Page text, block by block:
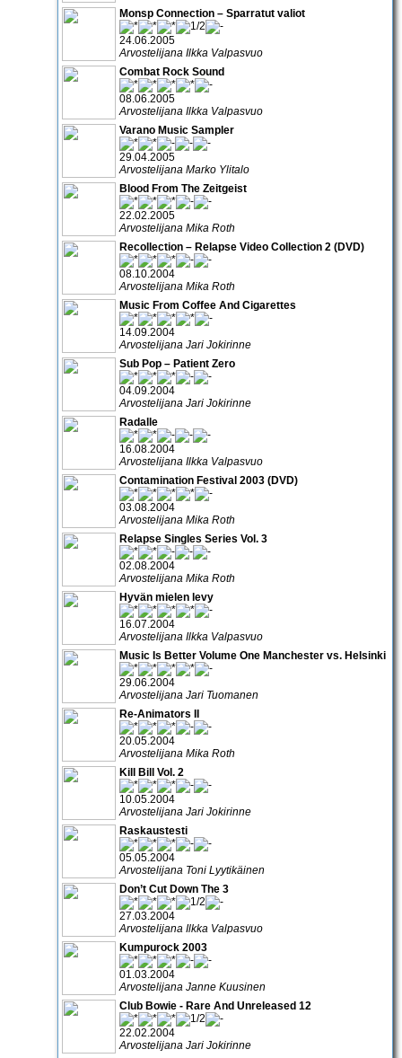
Monsp Connection – Sparratut valiot
24.06.2005
Arvostelijana Ilkka Valpasvuo
Combat Rock Sound
08.06.2005
Arvostelijana Ilkka Valpasvuo
Varano Music Sampler
29.04.2005
Arvostelijana Marko Ylitalo
Blood From The Zeitgeist
22.02.2005
Arvostelijana Mika Roth
Recollection – Relapse Video Collection 2 (DVD)
08.10.2004
Arvostelijana Mika Roth
Music From Coffee And Cigarettes
14.09.2004
Arvostelijana Jari Jokirinne
Sub Pop – Patient Zero
04.09.2004
Arvostelijana Jari Jokirinne
Radalle
16.08.2004
Arvostelijana Ilkka Valpasvuo
Contamination Festival 2003 (DVD)
03.08.2004
Arvostelijana Mika Roth
Relapse Singles Series Vol. 3
02.08.2004
Arvostelijana Mika Roth
Hyvän mielen levy
16.07.2004
Arvostelijana Ilkka Valpasvuo
Music Is Better Volume One Manchester vs. Helsinki
29.06.2004
Arvostelijana Jari Tuomanen
Re-Animators II
20.05.2004
Arvostelijana Mika Roth
Kill Bill Vol. 2
10.05.2004
Arvostelijana Jari Jokirinne
Raskaustesti
05.05.2004
Arvostelijana Toni Lyytikäinen
Don’t Cut Down The 3
27.03.2004
Arvostelijana Ilkka Valpasvuo
Kumpurock 2003
01.03.2004
Arvostelijana Janne Kuusinen
Club Bowie - Rare And Unreleased 12
22.02.2004
Arvostelijana Jari Jokirinne